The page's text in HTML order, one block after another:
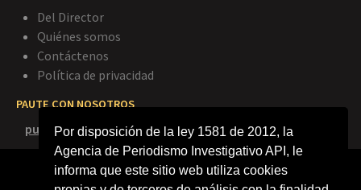
Por disposición de la ley 1581 de 2012, la
Agencia de Periodismo Investigativo API, le
informa que este sitio web utiliza cookies
Del Director
Quiénes somos
Contáctenos
Política de privacidad
PAUTE CON NOSOTROS
publicidad@agenciapi.co